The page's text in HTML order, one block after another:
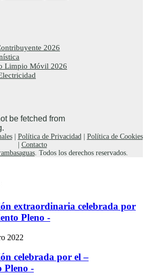
2026
Limpio Móvil 2026
be fetched from
| Política de Privacidad| Política de Cookies
Contacto
. Todos los derechos reservados.
extraordinaria celebrada por
Pleno -
2022
celebrada por el –
Pleno -